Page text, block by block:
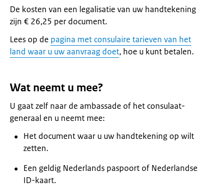
De kosten van een legalisatie van uw handtekening
zijn € 26,25 per document.
Lees op de pagina met consulaire tarieven van het
land waar u uw aanvraag doet, hoe u kunt betalen.
Wat neemt u mee?
U gaat zelf naar de ambassade of het consulaat-
generaal en u neemt mee:
Het document waar u uw handtekening op wilt
zetten.
Een geldig Nederlands paspoort of Nederlandse
ID-kaart.